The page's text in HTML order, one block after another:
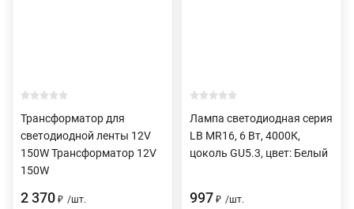
Трансформатор для
светодиодной ленты 12V
150W Трансформатор 12V
150W
2 370 ₽ /шт.
Лампа светодиодная серия
LB MR16, 6 Вт, 4000К,
цоколь GU5.3, цвет: Белый
997 ₽ /шт.